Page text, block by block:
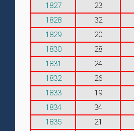
1827
23
1828
32
1829
20
1830
28
1831
24
1832
26
1833
19
1834
34
1835
21